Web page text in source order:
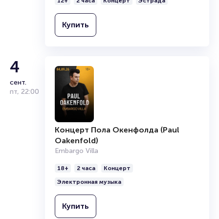
Купить
4
сент.
пт, 22:00
Концерт Пола Окенфолда (Paul
Oakenfold)
Embargo Villa
18+ 2 часа
Концерт
Электронная музыка
Купить